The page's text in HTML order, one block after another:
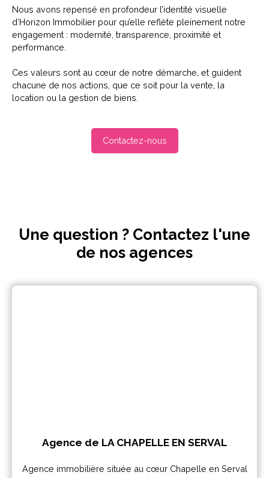
Nous avons repensé en profondeur l’identité visuelle
d’Horizon Immobilier pour qu’elle reflète pleinement notre
engagement : modernité, transparence, proximité et
performance
Ces valeurs sont au cœur de notre démarche, et guident
chacune de nos actions, que ce soit pour la vente, la
location ou la gestion de biens.
Contactez-nous
Une question ? Contactez l'une
de nos agences
Agence de LA CHAPELLE EN SERVAL
Agence immobilière située au cœur Chapelle en Serval